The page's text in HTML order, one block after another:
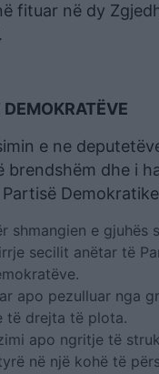
fituar në dy
e ne
dhe i
shmangien e
secilit anëtar të
apo pezulluar nga
të drejta të plota.
apo ngritje të
në një kohë të